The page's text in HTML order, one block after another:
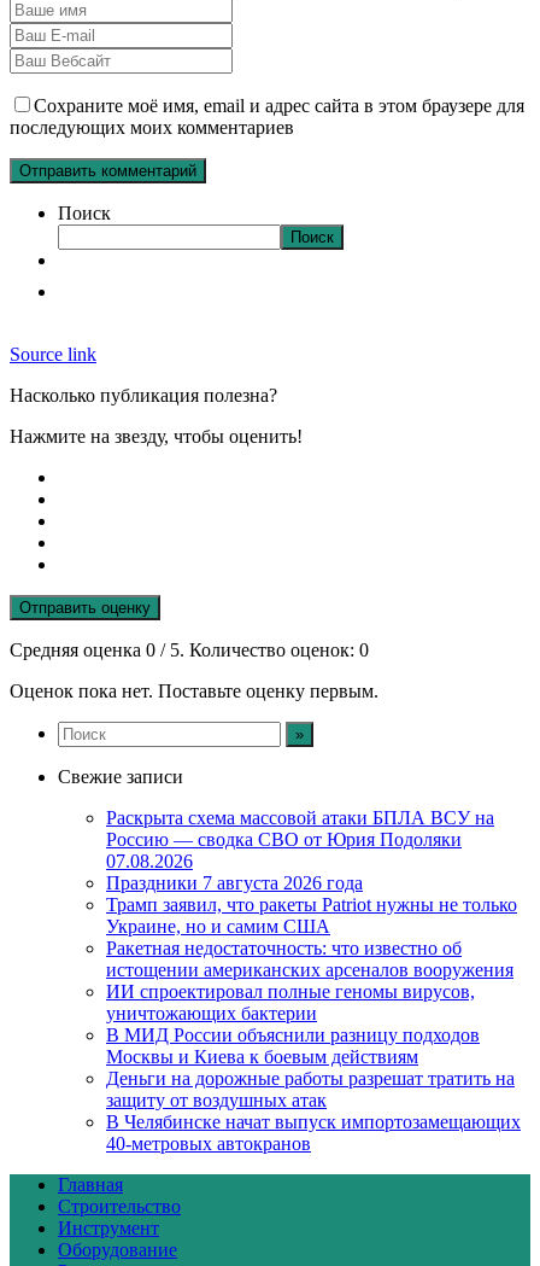
Сохраните моё имя, email и адрес сайта в этом браузере для
последующих моих комментариев
Поиск
Поиск
Source link
Насколько публикация полезна?
Нажмите на звезду, чтобы оценить!
Отправить оценку
Средняя оценка 0 / 5. Количество оценок: 0
Оценок пока нет. Поставьте оценку первым.
Свежие записи
Раскрыта схема массовой атаки БПЛА ВСУ на
Россию — сводка СВО от Юрия Подоляки
07.08.2026
Праздники 7 августа 2026 года
Трамп заявил, что ракеты Patriot нужны не только
Украине, но и самим США
Ракетная недостаточность: что известно об
истощении американских арсеналов вооружения
ИИ спроектировал полные геномы вирусов,
уничтожающих бактерии
В МИД России объяснили разницу подходов
Москвы и Киева к боевым действиям
Деньги на дорожные работы разрешат тратить на
защиту от воздушных атак
В Челябинске начат выпуск импортозамещающих
40-метровых автокранов
Главная
Строительство
Инструмент
Оборудование